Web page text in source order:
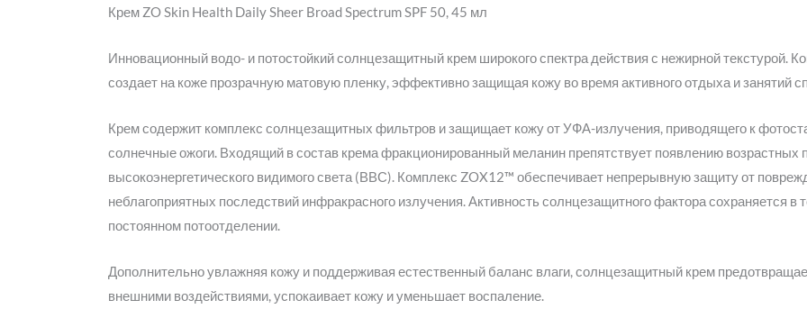
Крем ZO Skin Health Daily Sheer Broad Spectrum SPF 50, 45 мл
Инновационный водо- и потостойкий солнцезащитный крем широкого спектра действия с нежирной текстурой.
создает на коже прозрачную матовую пленку, эффективно защищая кожу во время активного отдыха и занятий
Крем содержит комплекс солнцезащитных фильтров и защищает кожу от УФА-излучения, приводящего к
солнечные ожоги. Входящий в состав крема фракционированный меланин препятствует появлению возрастных
высокоэнергетического видимого света (ВВС). Комплекс ZOX12™ обеспечивает непрерывную защиту от
неблагоприятных последствий инфракрасного излучения. Активность солнцезащитного фактора сохраняется в
постоянном потоотделении.
Дополнительно увлажняя кожу и поддерживая естественный баланс влаги, солнцезащитный крем
внешними воздействиями, успокаивает кожу и уменьшает воспаление.